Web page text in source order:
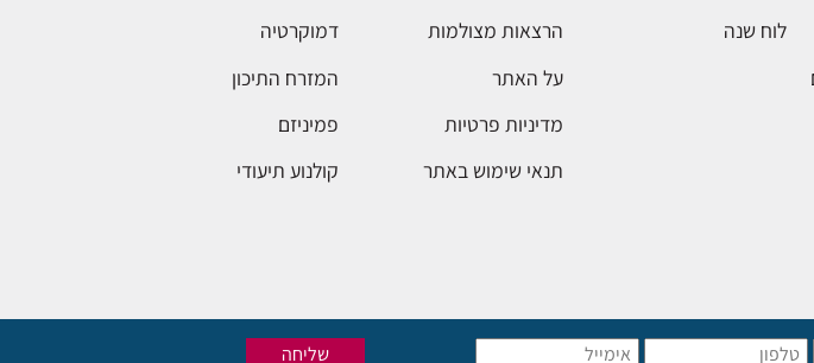
לוח שנה
הרצאות מצולמות
על האתר
מדיניות פרטיות
תנאי שימוש באתר
דמוקרטיה
המזרח התיכון
פמיניזם
קולנוע תיעודי